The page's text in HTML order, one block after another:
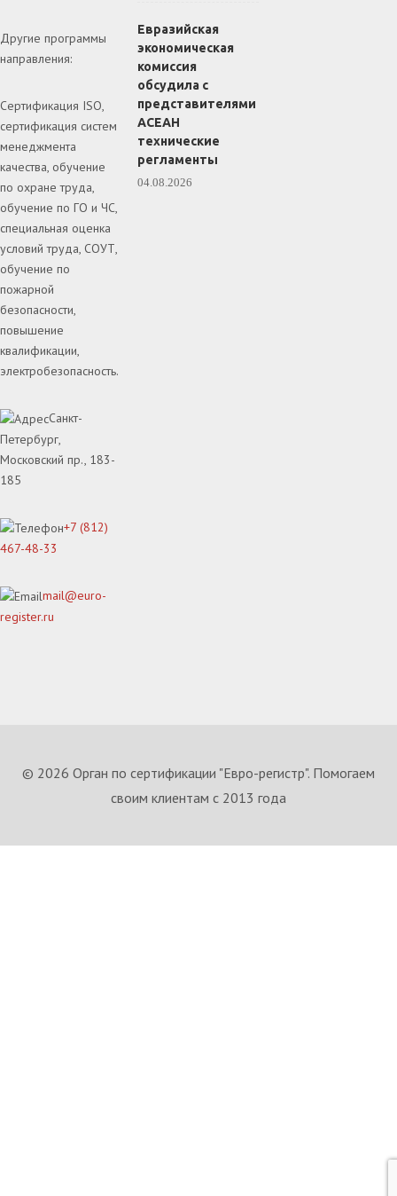
Другие программы
направления:
Сертификация ISO,
сертификация систем
менеджмента
качества, обучение
по охране труда,
обучение по ГО и ЧС,
специальная оценка
условий труда, СОУТ,
обучение по
пожарной
безопасности,
повышение
квалификации,
электробезопасность.
Санкт-
Петербург,
Московский пр., 183-
185
+7 (812)
467-48-33
mail@euro-
register.ru
Евразийская
экономическая
комиссия
обсудила с
представителями
АСЕАН
технические
регламенты
04.08.2026
© 2026 Орган по сертификации "Евро-регистр". Помогаем
своим клиентам с 2013 года